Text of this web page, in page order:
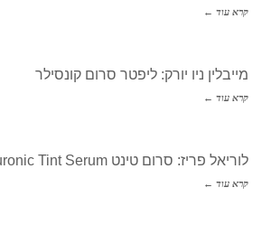
קרא עוד ←
מייבלין ניו יורק: ליפטר סרום קונסילר
קרא עוד ←
לוריאל פריז: סרום טינט Hyaluronic Tint Serum
קרא עוד ←